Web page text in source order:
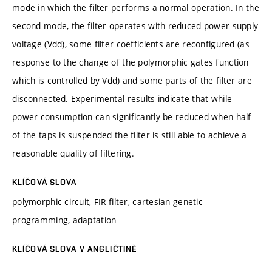
mode in which the filter performs a normal operation. In the
second mode, the filter operates with reduced power supply
voltage (Vdd), some filter coefficients are reconfigured (as
response to the change of the polymorphic gates function
which is controlled by Vdd) and some parts of the filter are
disconnected. Experimental results indicate that while
power consumption can significantly be reduced when half
of the taps is suspended the filter is still able to achieve a
reasonable quality of filtering.
KLÍČOVÁ SLOVA
polymorphic circuit, FIR filter, cartesian genetic
programming, adaptation
KLÍČOVÁ SLOVA V ANGLIČTINĚ